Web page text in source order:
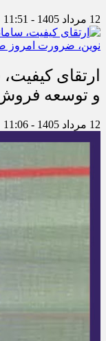
12 مرداد 1405 - 11:51
ارتقای
و توسعه
12 مرداد 1405 - 11:06